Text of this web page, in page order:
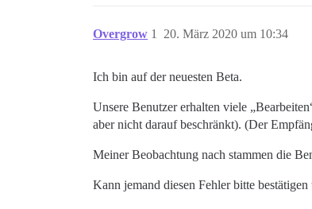
Overgrow 20. März 2020 um 10:34
1
Ich bin auf der neuesten Beta.
Unsere Benutzer erhalten viele
aber nicht darauf beschränkt). (Der
Meiner Beobachtung nach stammen die
Kann jemand diesen Fehler bitte